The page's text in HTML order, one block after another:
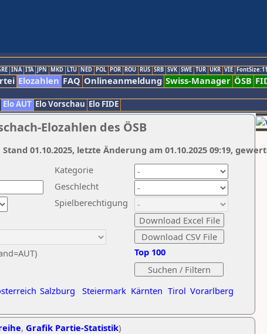
INA ITA JPN MKD LTU NED POL POR ROU RUS SRB SVK SWE TUR UKR VIE
Elozahlen FAQ Onlineanmeldung Swiss-Manager ÖSB
Elo AUT Elo Vorschau Elo FIDE
Elozahlen des ÖSB
Kategorie
Geschlecht
Spielberechtigung
Salzburg Steiermark Kärnten Tirol Vorarlberg
Top 100
Stand 01.10.2025, letzte Änderung am 01.10.2025 09:19,
, Grafik Partie-Statistik)